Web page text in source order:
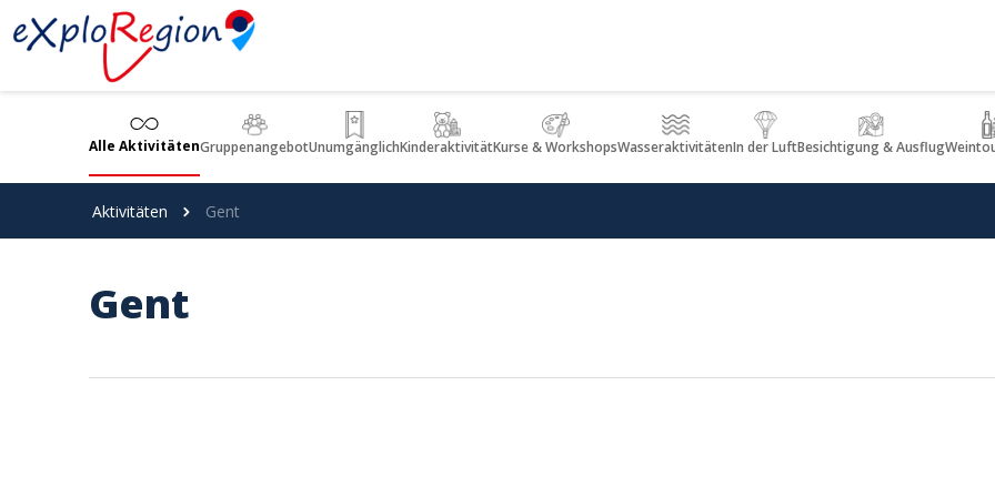
Cookie-Einstellungen
Alle AktivitätenGruppenangebotUnumgänglichKinderaktivitätKurse & WorkshopsWasseraktivitätenIn der LuftBesichtigung & Ausflug
Aktivitäten Gent
Gent